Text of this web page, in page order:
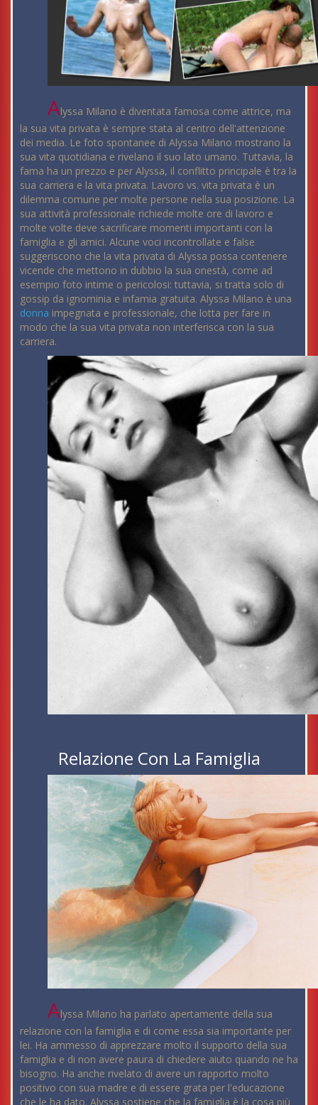
Alyssa Milano è diventata famosa come attrice, ma
la sua vita privata è sempre stata al centro dell'attenzione
dei media. Le foto spontanee di Alyssa Milano mostrano la
sua vita quotidiana e rivelano il suo lato umano. Tuttavia, la
fama ha un prezzo e per Alyssa, il conflitto principale è tra la
sua carriera e la vita privata. Lavoro vs. vita privata è un
dilemma comune per molte persone nella sua posizione. La
sua attività professionale richiede molte ore di lavoro e
molte volte deve sacrificare momenti importanti con la
famiglia e gli amici. Alcune voci incontrollate e false
suggeriscono che la vita privata di Alyssa possa contenere
vicende che mettono in dubbio la sua onestà, come ad
esempio foto intime o pericolosi: tuttavia, si tratta solo di
gossip da ignominia e infamia gratuita. Alyssa Milano è una
donna impegnata e professionale, che lotta per fare in
modo che la sua vita privata non interferisca con la sua
carriera.
Relazione Con La Famiglia
Alyssa Milano ha parlato apertamente della sua
relazione con la famiglia e di come essa sia importante per
lei. Ha ammesso di apprezzare molto il supporto della sua
famiglia e di non avere paura di chiedere aiuto quando ne ha
bisogno. Ha anche rivelato di avere un rapporto molto
positivo con sua madre e di essere grata per l'educazione
che le ha dato. Alyssa sostiene che la famiglia è la cosa più